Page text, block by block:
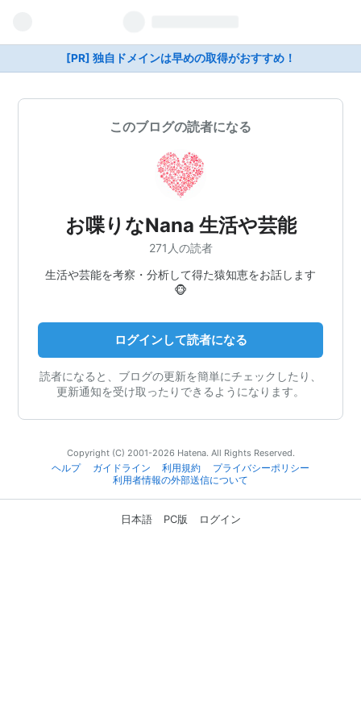
[PR] 独自ドメインは早めの取得がおすすめ！
このブログの読者になる
お喋りなNana 生活や芸能
271人の読者
生活や芸能を考察・分析して得た猿知恵をお話します
🐵
ログインして読者になる
読者になると、ブログの更新を簡単にチェックしたり、
更新通知を受け取ったりできるようになります。
Copyright (C) 2001-2026 Hatena. All Rights Reserved.
ヘルプ
ガイドライン 利用規約
プライバシーポリシー
利用者情報の外部送信について
日本語 PC版 ログイン